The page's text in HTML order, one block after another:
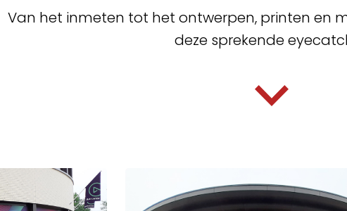
Van het inmeten tot het ontwerpen, printen en
deze sprekende